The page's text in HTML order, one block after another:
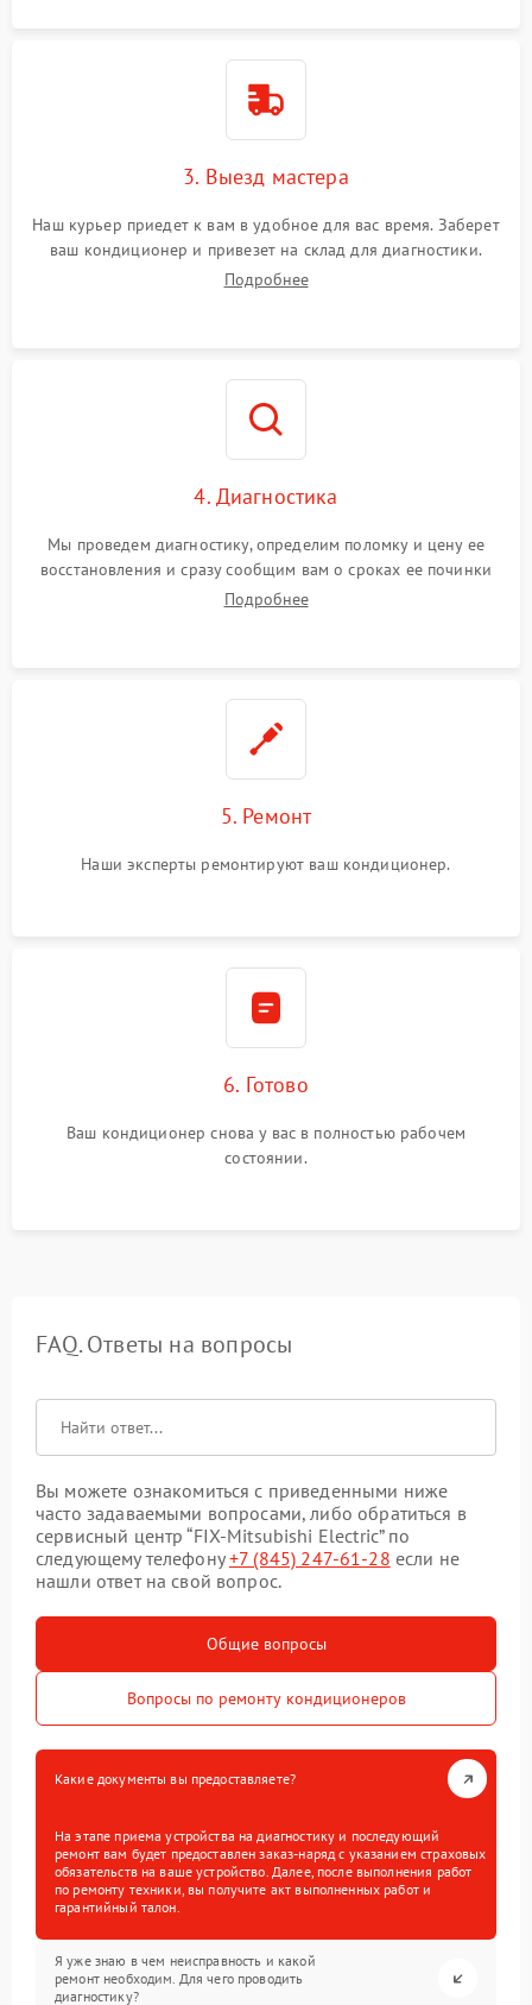
3. Выезд мастера
Наш курьер приедет к вам в удобное для вас время. Заберет
ваш кондиционер и привезет на склад для диагностики.
Подробнее
4. Диагностика
Мы проведем диагностику, определим поломку и цену ее
восстановления и сразу сообщим вам о сроках ее починки
Подробнее
5. Ремонт
Наши эксперты ремонтируют ваш кондиционер.
6. Готово
Ваш кондиционер снова у вас в полностью рабочем
состоянии.
FAQ. Ответы на вопросы
Вы можете ознакомиться с приведенными ниже
часто задаваемыми вопросами, либо обратиться в
сервисный центр “FIX-Mitsubishi Electric” по
следующему телефону+7 (845) 247-61-28 если не
нашли ответ на свой вопрос.
Общие вопросы
Вопросы по ремонту кондиционеров
Какие документы вы предоставляете?
На этапе приема устройства на диагностику и последующий
ремонт вам будет предоставлен заказ-наряд с указанием страховых
обязательств на ваше устройство. Далее, после выполнения работ
по ремонту техники, вы получите акт выполненных работ и
гарантийный талон.
Я уже знаю в чем неисправность и какой
ремонт необходим. Для чего проводить
диагностику?